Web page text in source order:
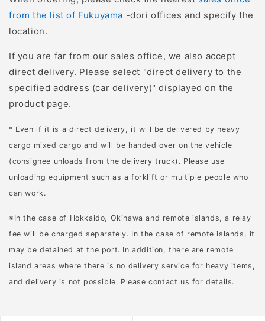
反応します。農作物や家
庭ゴミなど、人間の生活
圏にあるさまざまなもの
ます。 また、イノシシは
知するとすぐに逃げる反
面、追い詰められると突
があります。特に子連れ
のメスは攻撃性が高まる
可能性があり、予期せぬ
事故につながることもあ
るため注意が必要です。
from the list of Fukuyama -dori offices and specify the
location.
If you are far from our sales office, we also accept
direct delivery. Please select "direct delivery to the
specified address (car delivery)" displayed on the
product page.
* Even if it is a direct delivery, it will be delivered by heavy
cargo mixed cargo and will be handed over on the vehicle
(consignee unloads from the delivery truck). Please use
unloading equipment such as a forklift or multiple people who
can work.
※In the case of Hokkaido, Okinawa and remote islands, a relay
fee will be charged separately. In the case of remote islands, it
may be detained at the port. In addition, there are remote
island areas where there is no delivery service for heavy items,
and delivery is not possible. Please contact us for details.